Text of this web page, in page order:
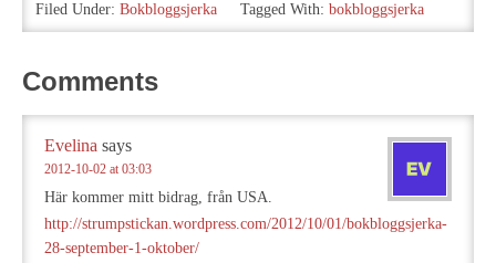
Filed Under: Bokbloggsjerka Tagged With: bokbloggsjerka
Comments
Evelina says
2012-10-02 at 03:03
Här kommer mitt bidrag, från USA.
http://strumpstickan.wordpress.com/2012/10/01/bokbloggsjerka-
28-september-1-oktober/